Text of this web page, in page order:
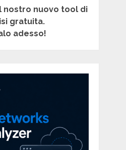
nostro nuovo tool di
gratuita.
adesso!